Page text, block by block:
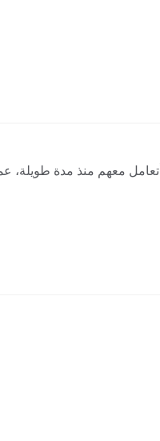
أتعامل معهم منذ مدة طويلة،